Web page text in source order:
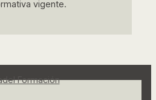
Costes
vigente.